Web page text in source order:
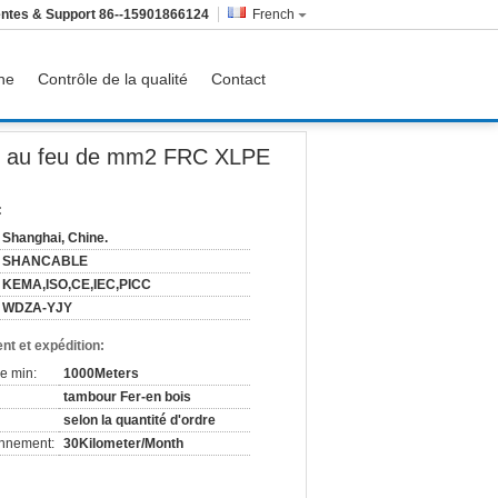
French
& Support 86--15901866124
Contrôle de la qualité Contact
feu de mm2 FRC XLPE
Shanghai, Chine.
SHANCABLE
KEMA,ISO,CE,IEC,PICC
WDZA-YJY
et expédition:
min:
1000Meters
tambour Fer-en bois
selon la quantité d'ordre
30Kilometer/Month